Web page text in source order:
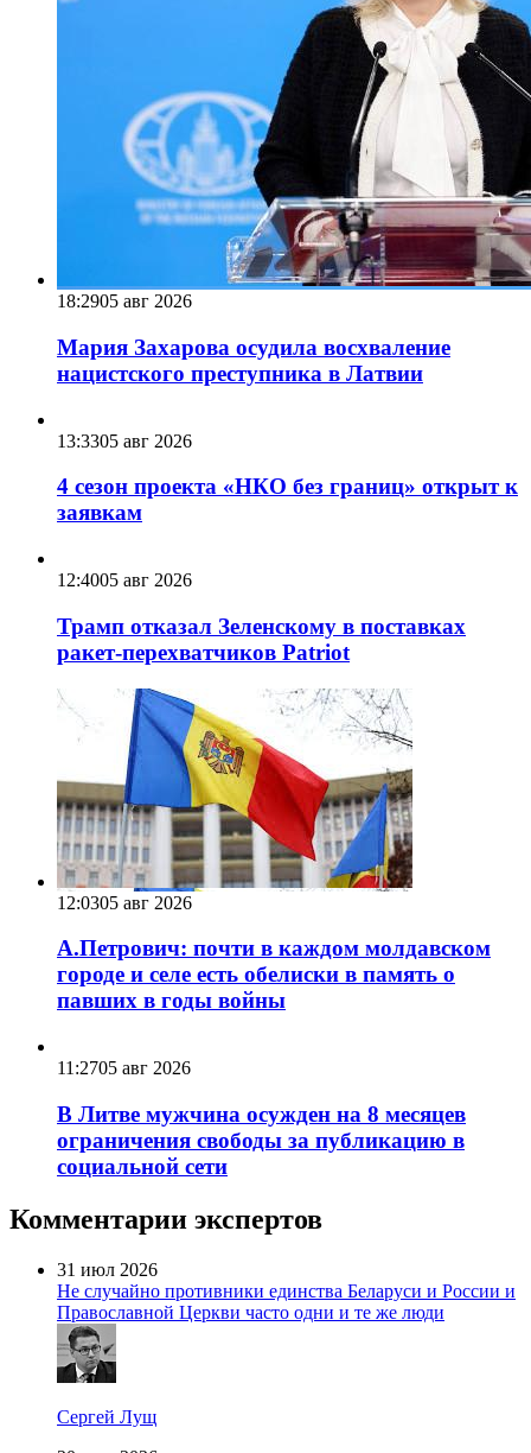
18:2905 авг 2026
Мария Захарова осудила восхваление
нацистского преступника в Латвии
13:3305 авг 2026
4 сезон проекта «НКО без границ» открыт к
заявкам
12:4005 авг 2026
Трамп отказал Зеленскому в поставках
ракет-перехватчиков Patriot
12:0305 авг 2026
А.Петрович: почти в каждом молдавском
городе и селе есть обелиски в память о
павших в годы войны
11:2705 авг 2026
В Литве мужчина осужден на 8 месяцев
ограничения свободы за публикацию в
социальной сети
Комментарии экспертов
31 июл 2026
Не случайно противники единства Беларуси и России и
Православной Церкви часто одни и те же люди
Сергей Лущ